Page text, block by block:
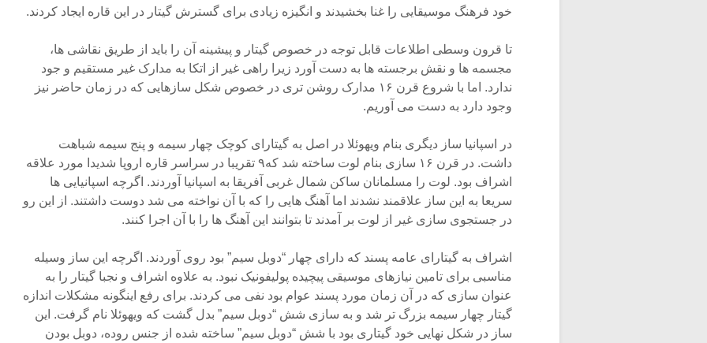
خود فرهنگ موسیقایی را غنا بخشیدند و انگیزه زیادی برای گسترش گیتار در این قاره ایجاد کردند.
تا قرون وسطی اطلاعات قابل توجه در خصوص گیتار و پیشینه آن را باید از طریق نقاشی ها،
مجسمه ها و نقش برجسته ها به دست آورد زیرا راهی غیر از اتکا به مدارک غیر مستقیم و جود
ندارد. اما با شروع قرن ۱۶ مدارک روشن تری در خصوص شکل سازهایی که در زمان حاضر نیز
وجود دارد به دست می آوریم.
در اسپانیا ساز دیگری بنام ویهوئلا در اصل به گیتارای کوچک چهار سیمه و پنج سیمه شباهت
داشت. در قرن ۱۶ سازی بنام لوت ساخته شد که۹ تقریبا در سراسر قاره اروپا شدیدا مورد علاقه
اشراف بود. لوت را مسلمانان ساکن شمال غربی آفریقا به اسپانیا آوردند. اگرچه اسپانیایی ها
سریعا به این ساز علاقمند نشدند اما آهنگ هایی را که با آن نواخته می شد دوست داشتند. از این رو
در جستجوی سازی غیر از لوت بر آمدند تا بتوانند این آهنگ ها را با آن اجرا کنند.
اشراف به گیتارای عامه پسند که دارای چهار “دوبل سیم” بود روی آوردند. اگرچه این ساز وسیله
مناسبی برای تامین نیازهای موسیقی پیچیده پولیفونیک نبود. به علاوه اشراف و نجبا گیتار را به
عنوان سازی که در آن زمان مورد پسند عوام بود نفی می کردند. برای رفع اینگونه مشکلات اندازه
گیتار چهار سیمه بزرگ تر شد و به سازی شش “دوبل سیم” بدل گشت که ویهوئلا نام گرفت. این
ساز در شکل نهایی خود گیتاری بود با شش “دوبل سیم” ساخته شده از جنس روده، دوبل بودن